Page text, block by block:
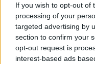
If you wish to opt-out of
processing of your
targeted advertising by
section to confirm your
opt-out request is
interest-based ads
Viele Grüße,
katbac
7 Dezember 2020